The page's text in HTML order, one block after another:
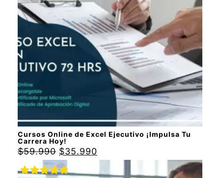
Cursos Online de Excel Ejecutivo ¡Impulsa Tu
Carrera Hoy!
$59.990 $35.990